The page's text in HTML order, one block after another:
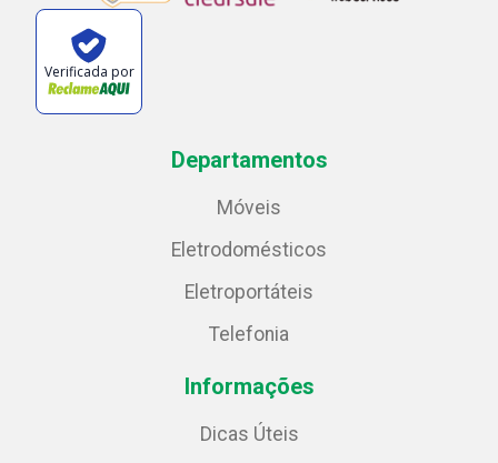
Verificada por
Departamentos
Móveis
Eletrodomésticos
Eletroportáteis
Telefonia
Informações
Dicas Úteis